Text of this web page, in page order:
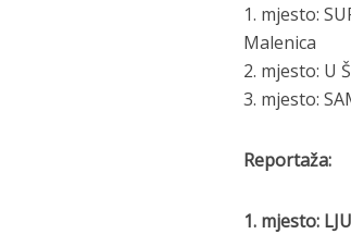
1. mjesto:
Malenica
2. mjesto: U
3. mjesto:
Reportaža:
1. mjesto: